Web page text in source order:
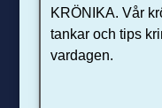
KRÖNIKA. Vår
tankar och tips
vardagen.